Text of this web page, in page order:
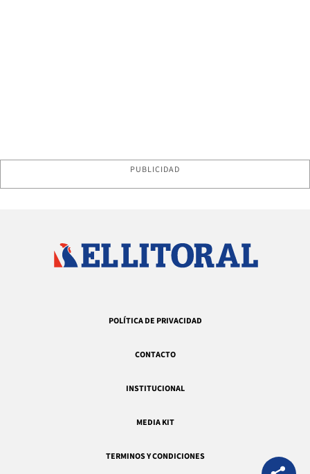
PUBLICIDAD
POLÍTICA DE PRIVACIDAD
CONTACTO
INSTITUCIONAL
MEDIA KIT
TERMINOS Y CONDICIONES